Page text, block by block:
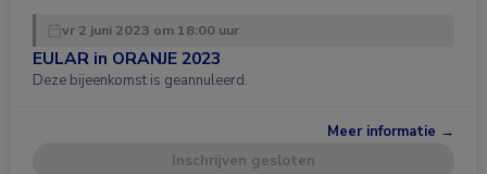
vr 2 juni 2023 om 18:00 uur
EULAR in ORANJE 2023
Deze bijeenkomst is geannuleerd.
Meer informatie →
Inschrijven gesloten